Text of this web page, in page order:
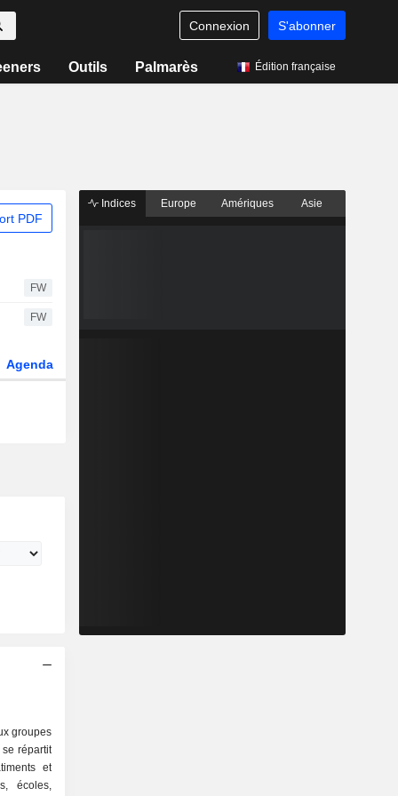
Connexion S'abonner
Outils Palmarès Édition française
PDF
FW
FW
Agenda
groupes
répartit
écoles,
Indices Europe Amériques Asie